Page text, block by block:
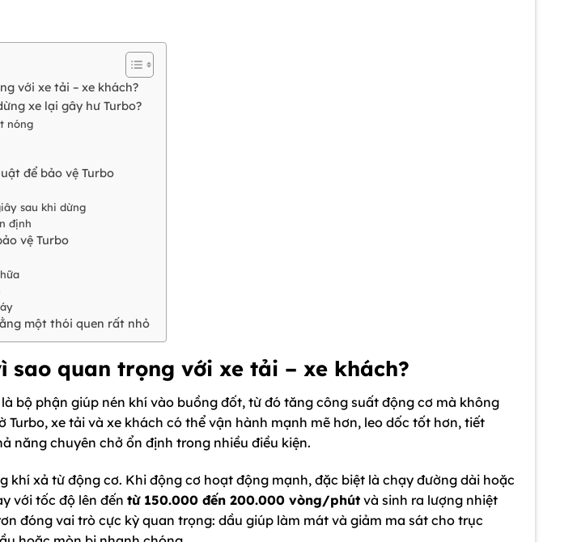
với xe tải – xe khách?
xe lại gây hư Turbo?
nóng
để bảo vệ Turbo
sau khi dừng
định
vệ Turbo
một thói quen rất nhỏ
sao quan trọng với xe tải – xe khách?
bộ phận giúp nén khí vào buồng đốt, từ đó tăng công suất động cơ mà không
Turbo, xe tải và xe khách có thể vận hành mạnh mẽ hơn, leo dốc tốt hơn, tiết
năng chuyên chở ổn định trong nhiều điều kiện.
khí xả từ động cơ. Khi động cơ hoạt động mạnh, đặc biệt là chạy đường dài hoặc
với tốc độ lên đến từ 150.000 đến 200.000 vòng/phút và sinh ra lượng nhiệt
đóng vai trò cực kỳ quan trọng: dầu giúp làm mát và giảm ma sát cho trục